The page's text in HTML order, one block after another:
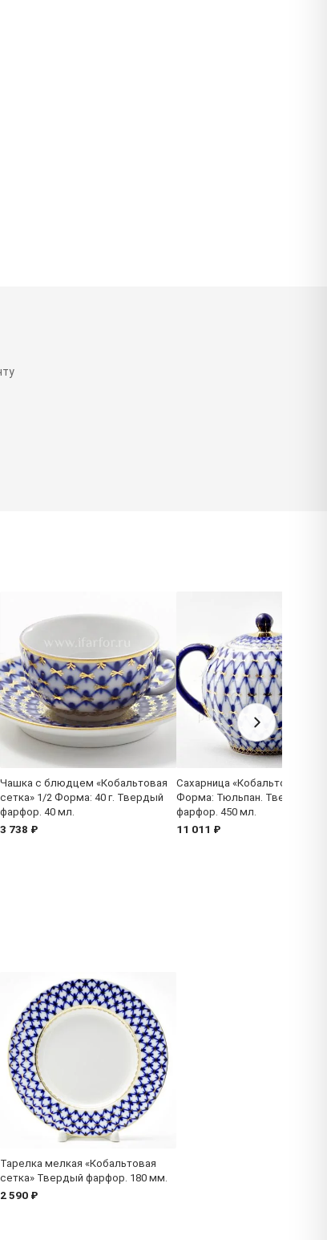
Чашка с блюдцем «Кобальтовая
сетка» 1/2 Форма: 40 г. Твердый
фарфор. 40 мл.
3 738 ₽
Сахарница «Кобальтовая
Форма: Тюльпан. Твердый
фарфор. 450 мл.
11 011 ₽
Тарелка мелкая «Кобальтовая
сетка» Твердый фарфор. 180 мм.
2 590 ₽